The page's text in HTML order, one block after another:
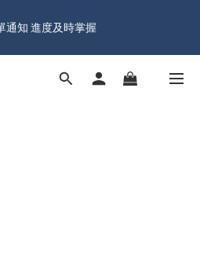
NTD  🚛
通知 進度及時掌握
100 NTD ưu đãi🔥Freeship từ 599